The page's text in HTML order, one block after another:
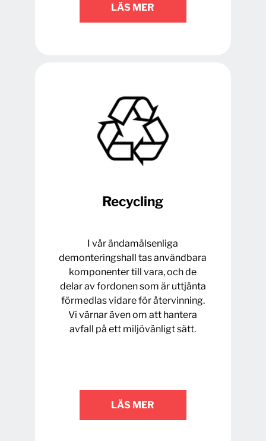
LÄS MER
Recycling
I vår ändamålsenliga
demonteringshall tas användbara
komponenter till vara, och de
delar av fordonen som är uttjänta
förmedlas vidare för återvinning.
Vi värnar även om att hantera
avfall på ett miljövänligt sätt.
LÄS MER